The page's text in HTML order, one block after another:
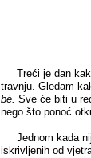
Treći je dan
travnju. Gledam
bè. Sve će biti u
nego što ponoć
Jednom kada
iskrivljenih od